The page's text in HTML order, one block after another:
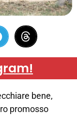
bene,
promosso